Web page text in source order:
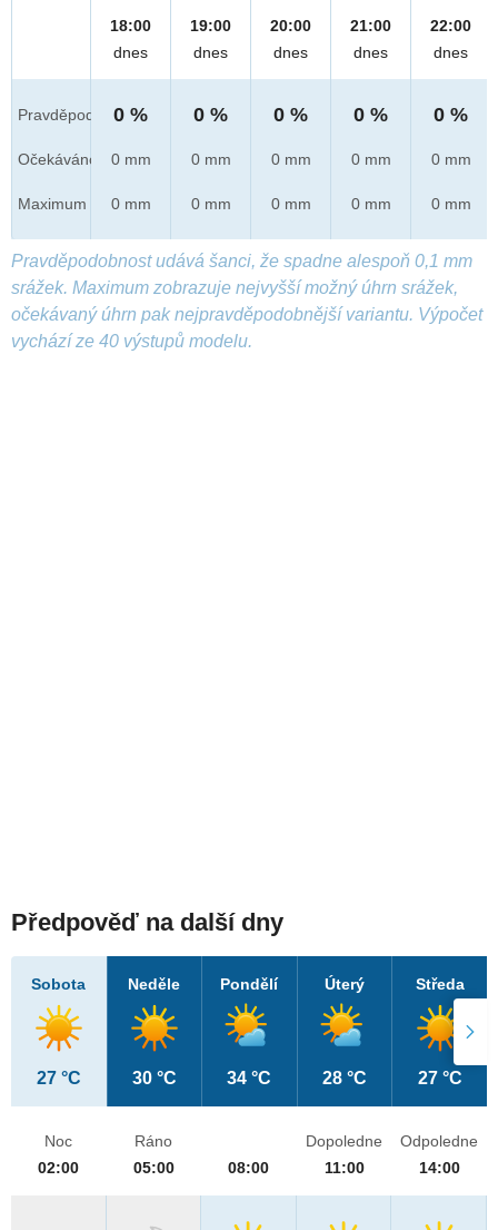
Pravděpod.
Očekáváno
Maximum
18:00
dnes
0 %
0 mm
0 mm
19:00
dnes
0 %
0 mm
0 mm
20:00
dnes
0 %
0 mm
0 mm
21:00
dnes
0 %
0 mm
0 mm
22:00
dnes
0 %
0 mm
0 mm
Pravděpodobnost udává šanci, že spadne alespoň 0,1 mm
srážek. Maximum zobrazuje nejvyšší možný úhrn srážek,
očekávaný úhrn pak nejpravděpodobnější variantu. Výpočet
vychází ze 40 výstupů modelu.
Předpověď na další dny
Sobota
27 °C
Neděle
30 °C
Pondělí
34 °C
Úterý
28 °C
Středa
27 °C
Noc
02:00
Ráno
05:00
08:00
Dopoledne
11:00
Odpoledne
14:00